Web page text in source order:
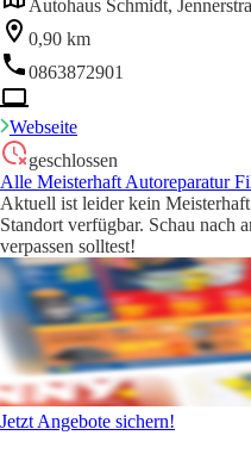
Autohaus Schmidt,
0,90 km
0863872901
Webseite
geschlossen
Alle Meisterhaft Autoreparatur
Aktuell ist leider kein
Standort verfügbar. Schau nach
verpassen solltest!
Jetzt Angebote sichern!